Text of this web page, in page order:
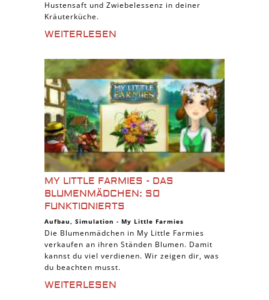
Hustensaft und Zwiebelessenz in deiner
Kräuterküche.
WEITERLESEN
MY LITTLE FARMIES - DAS
BLUMENMÄDCHEN: SO
FUNKTIONIERTS
Aufbau, Simulation - My Little Farmies
Die Blumenmädchen in My Little Farmies
verkaufen an ihren Ständen Blumen. Damit
kannst du viel verdienen. Wir zeigen dir, was
du beachten musst.
WEITERLESEN